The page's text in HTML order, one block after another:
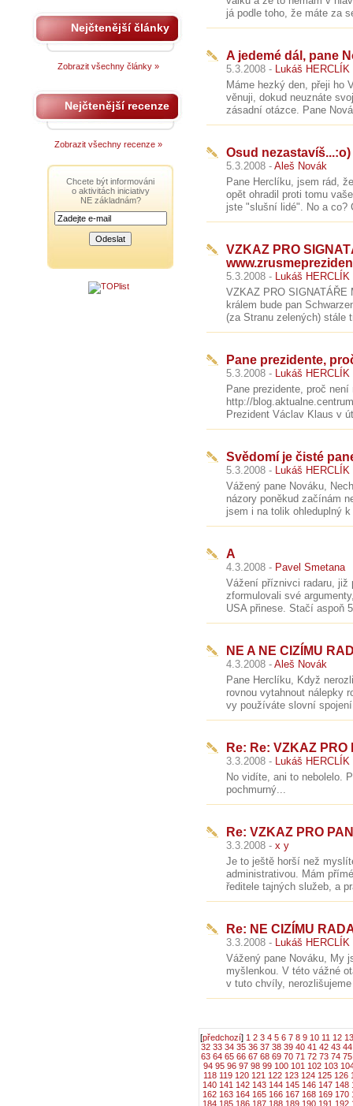
já podle toho, že máte za
A jedemé dál, pane
5.3.2008 - Lukáš HERCLÍK
Máme hezký den, přeji ho
věnuji, dokud neuznáte
zásadní otázce. Pane
Osud nezastavíš...:o)
5.3.2008 - Aleš Novák
Pane Herclíku, jsem rád,
opět ohradil proti tomu
jste "slušní lidé". No a co?
VZKAZ PRO
5.3.2008 - Lukáš HERCLÍK
VZKAZ PRO SIGNATÁŘE
králem bude pan
(za Stranu zelených) stále
Pane prezidente,
5.3.2008 - Lukáš HERCLÍK
Pane prezidente, proč
http://
Prezident Václav Klaus v
Svědomí je čisté
5.3.2008 - Lukáš HERCLÍK
Vážený pane Nováku,
názory poněkud začínám
jsem i na tolik ohleduplný
A
4.3.2008 - Pavel Smetana
Vážení příznivci radaru,
zformulovali své
USA přinese. Stačí aspoň
NE A NE CIZÍMU
4.3.2008 - Aleš Novák
Pane Herclíku, Když
rovnou vytahnout nálepky
vy používáte slovní
Re: Re: VZKAZ
3.3.2008 - Lukáš HERCLÍK
No vidíte, ani to nebolelo.
pochmurný...
Re: VZKAZ PRO
3.3.2008 - x y
Je to ještě horší než
administrativou. Mám
ředitele tajných služeb, a
Re: NE CIZÍMU
3.3.2008 - Lukáš HERCLÍK
Vážený pane Nováku, My
myšlenkou. V této vážné
v tuto chvíly,
[předchozí] 1 2 3 4 5 6 7 8 9 10 11 12 13
32 33 34 35 36 37 38 39 40 41 42 43 44
63 64 65 66 67 68 69 70 71 72 73 74 75
94 95 96 97 98 99 100 101 102 103
118 119 120 121 122 123 124 125 126
140 141 142 143 144 145 146 147 148
162 163 164 165 166 167 168 169 170
184 185 186 187 188 189 190 191 192
Nejčtenější články
Zobrazit všechny články »
Nejčtenější recenze
Zobrazit všechny recenze »
Chcete být informováni
o aktivitách iniciativy
NE základnám?